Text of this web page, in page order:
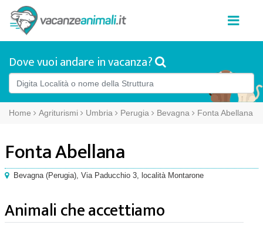
Dove vuoi andare in vacanza?
Home Agriturismi Umbria Perugia Bevagna Fonta Abellana
Fonta Abellana
Bevagna(Perugia), Via Paducchio 3, località Montarone
Animali che accettiamo